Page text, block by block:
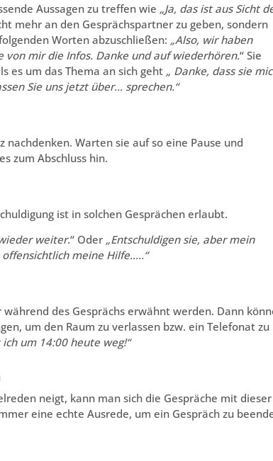
Aussagen zu treffen wie „Ja, das ist aus Sicht
mehr an den Gesprächspartner zu geben, sondern
Worten abzuschließen: „Also, wir haben
mir die Infos. Danke und auf wiederhören.“ Sie
es um das Thema an sich geht „ Danke, dass sie
Sie uns jetzt über… sprechen.“
Warten sie auf so eine Pause und
zum Abschluss hin.
ist in solchen Gesprächen erlaubt.
weiter.“ Oder „Entschuldigen sie, aber mein
meine Hilfe…..“
des Gesprächs erwähnt werden. Dann
um den Raum zu verlassen bzw. ein Telefonat zu
um 14:00 heute weg!“
neigt, kann man sich die Gespräche mit dieser
eine echte Ausrede, um ein Gespräch zu